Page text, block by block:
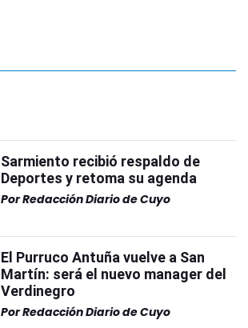
Sarmiento recibió respaldo de
Deportes y retoma su agenda
PorRedacción Diario de Cuyo
El Purruco Antuña vuelve a San
Martín: será el nuevo manager del
Verdinegro
PorRedacción Diario de Cuyo